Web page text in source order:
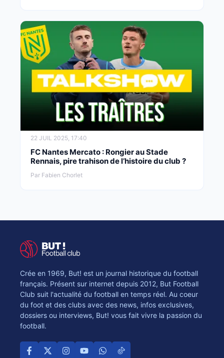
22 JUIL 2025, 17:40
FC Nantes Mercato : Rongier au Stade
Rennais, pire trahison de l’histoire du club ?
Par Fabien Chorlet
Crée en 1969, But! est un journal historique du football
français. Présent sur internet depuis 2012, But Football
Club suit l'actualité du football en temps réel. Au coeur
du foot et des clubs avec des news, infos exclusives,
dossiers ou interviews, But! vous fait vivre la passion du
football.